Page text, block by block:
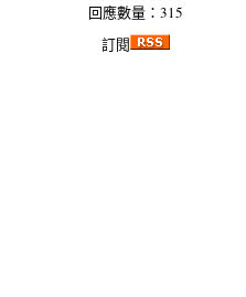
回應數量：315
訂閱